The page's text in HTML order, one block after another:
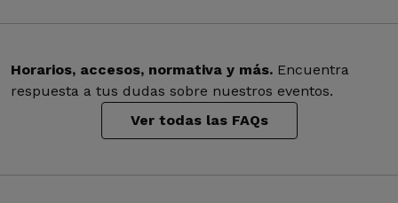
Horarios, accesos, normativa y más. Encuentra
respuesta a tus dudas sobre nuestros eventos.
Ver todas las FAQs